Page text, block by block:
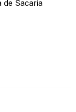
de Sacaria